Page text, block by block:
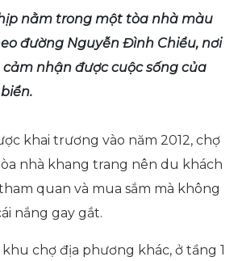
nằm trong một tòa nhà màu
đường Nguyễn Đình Chiểu, nơi
nhận được cuộc sống của
khai trương vào năm 2012, chợ
nhà khang trang nên du khách
quan và mua sắm mà không
nắng gay gắt.
chợ địa phương khác, ở tầng 1